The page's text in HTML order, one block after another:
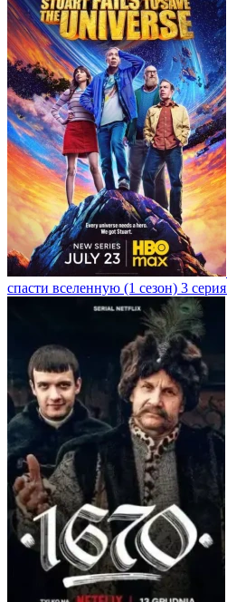
спасти вселенную (1 сезон) 3 серия